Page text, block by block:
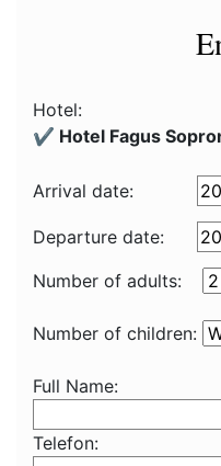
Hotel:
✔️ Hotel Fagus
Arrival date:
Departure date:
Number of adults:
Number of children:
Full Name:
Telefon: